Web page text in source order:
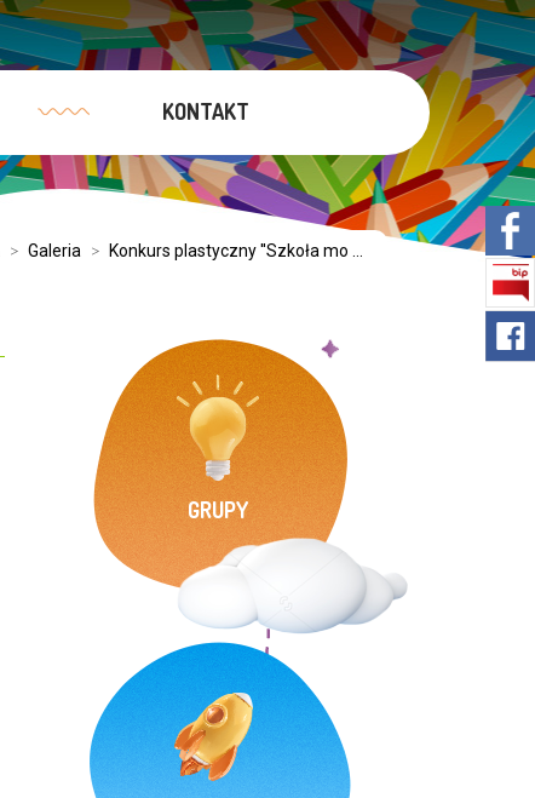
KONTAKT
> Galeria > Konkurs plastyczny ''Szkoła mo ...
GRUPY